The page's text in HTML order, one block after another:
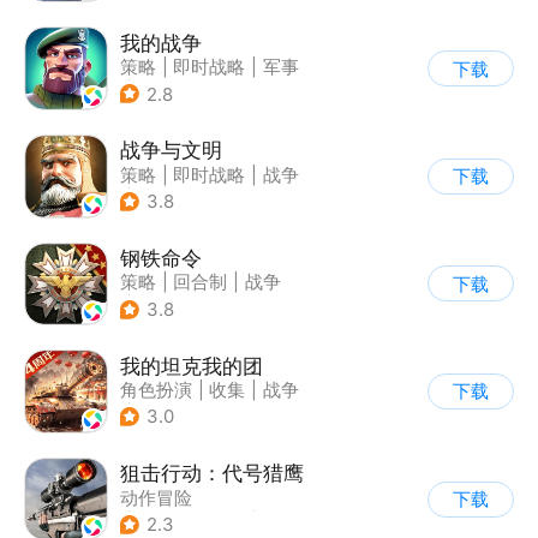
我的战争
策略 即时战略
军事
| 卡通
2.8
下载
战争与文明
策略 即时战略
战争
| 欧美风
3.8
下载
钢铁命令
策略 回合制
战争
| 欧美风
3.8
下载
我的坦克我的团
角色扮演 收集
战争
| 战术竞技
3.0
下载
狙击行动：代号猎鹰
动作冒险
| 第一人称射击
2.3
下载